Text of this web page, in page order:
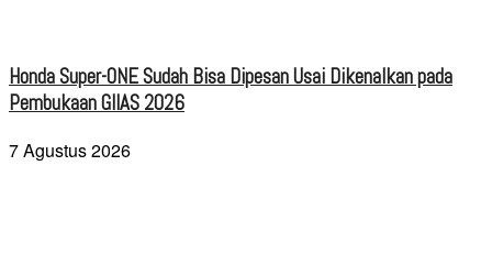
Honda Super-ONE Sudah Bisa Dipesan Usai Dikenalkan pada
Pembukaan GIIAS 2026
7 Agustus 2026